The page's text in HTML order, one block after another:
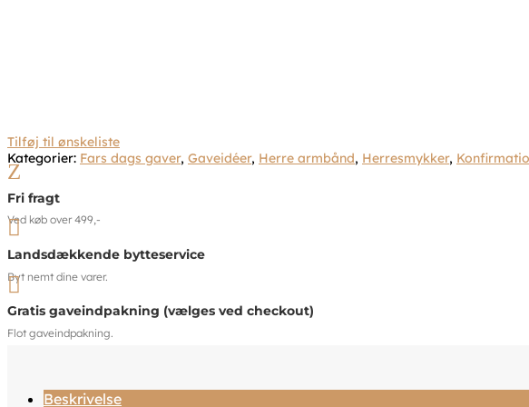
Tilføj til ønskeliste
Kategorier: Fars dags gaver, Gaveidéer, Herre armbånd, Herresmykker,
Z
Fri fragt
Ved køb over 499,-

Landsdækkende bytteservice
Byt nemt dine varer.

Gratis gaveindpakning (vælges ved checkout)
Flot gaveindpakning.
Beskrivelse